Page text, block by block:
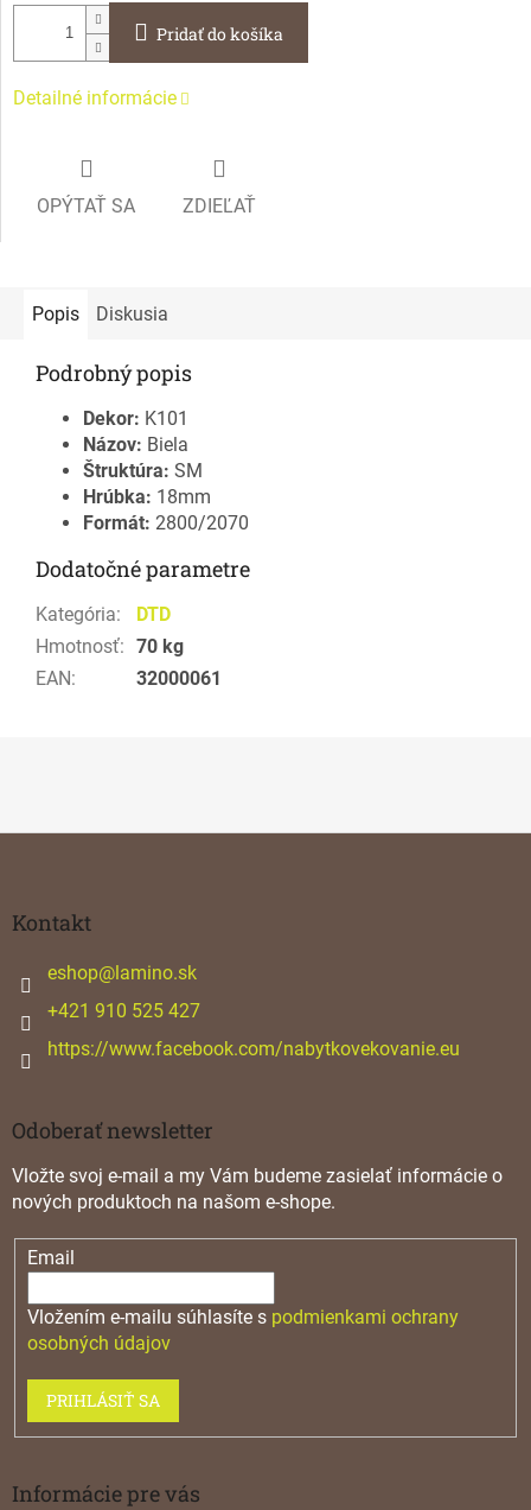
Pridať do košíka
Detailné informácie
OPÝTAŤ SA ZDIEĽAŤ
Popis Diskusia
Podrobný popis
Dekor: K101
Názov: Biela
Štruktúra: SM
Hrúbka: 18mm
Formát: 2800/2070
Dodatočné parametre
Kategória:
DTD
Hmotnosť: 70 kg
EAN: 32000061
Kontakt
eshop@lamino.sk
+421 910 525 427
https://www.facebook.com/nabytkovekovanie.eu
Odoberať newsletter
Vložte svoj e-mail a my Vám budeme zasielať informácie o
nových produktoch na našom e-shope.
Email
Vložením e-mailu súhlasíte s podmienkami ochrany
osobných údajov
PRIHLÁSIŤ SA
Informácie pre vás